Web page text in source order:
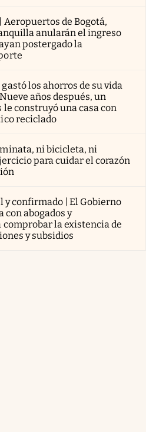
Aeropuertos de Bogotá,
anularán el ingreso
postergado la
los ahorros de su vida
años después, un
construyó una casa con
reciclado
ni bicicleta, ni
para cuidar el corazón
y confirmado | El Gobierno
con abogados y
la existencia de
y subsidios